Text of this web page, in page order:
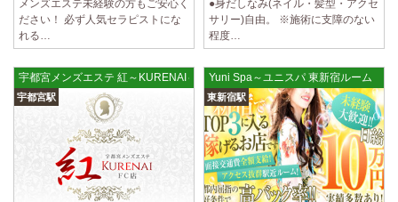
メンズエステ未経験の方もご安心く
ださい！ 必ず人気セラピストにな
れる…
●身だしなみ(ネイル・髪型・アクセ
サリー)自由。 ※施術に支障のない
程度…
宇都宮メンズエステ 紅～KURENAI～FC店
宇都宮駅
Yuni Spa～ユニスパ 東新宿ルーム
東新宿駅